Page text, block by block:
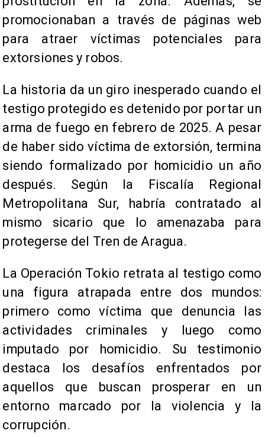
promocionaban a través de páginas web
para atraer víctimas potenciales para
extorsiones y robos.
La historia da un giro inesperado cuando el
testigo protegido es detenido por portar un
arma de fuego en febrero de 2025. A pesar
de haber sido víctima de extorsión, termina
siendo formalizado por homicidio un año
después. Según la Fiscalía Regional
Metropolitana Sur, habría contratado al
mismo sicario que lo amenazaba para
protegerse del Tren de Aragua.
La Operación Tokio retrata al testigo como
una figura atrapada entre dos mundos:
primero como víctima que denuncia las
actividades criminales y luego como
imputado por homicidio. Su testimonio
destaca los desafíos enfrentados por
aquellos que buscan prosperar en un
entorno marcado por la violencia y la
corrupción.